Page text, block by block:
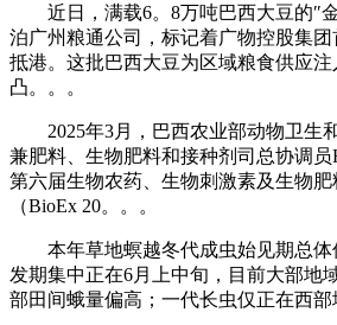
近日，满载6。8万吨巴西大豆的″
泊广州粮通公司，标记着广物控股集
抵港。这批巴西大豆为区域粮食供应
凸。。。
2025年3月，巴西农业部动物卫生
兼肥料、生物肥料和接种剂司总协调员
第六届生物农药、生物刺激素及生物
（BioEx 20。。。
本年草地螟越冬代成虫始见期总体
发期集中正在6月上中旬，目前大部地
部田间蛾量偏高；一代长虫仅正在西部